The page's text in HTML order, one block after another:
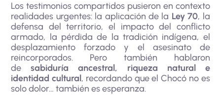
Los testimonios compartidos pusieron en contexto
realidades urgentes: la aplicación de la Ley 70, la
defensa del territorio, el impacto del conflicto
armado, la pérdida de la tradición indígena, el
desplazamiento forzado y el asesinato de
reincorporados. Pero también hablaron
desabiduría ancestral, riqueza natural e
identidad cultural, recordando que el Chocó no es
solo dolor… también es esperanza.